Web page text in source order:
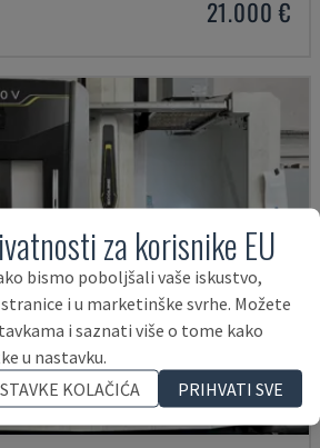
21.000 €
za korisnike EU
bismo poboljšali vaše iskustvo,
i u marketinške svrhe. Možete
i saznati više o tome kako
u nastavku.
KOLAČIĆA
PRIHVATI SVE